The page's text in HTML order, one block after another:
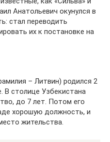
Анатольевич окунулся в
стал переводить
их к постановке на
– Литвин) родился 2
В столице Узбекистана
до 7 лет. Потом его
хорошую должность, и
жительства.